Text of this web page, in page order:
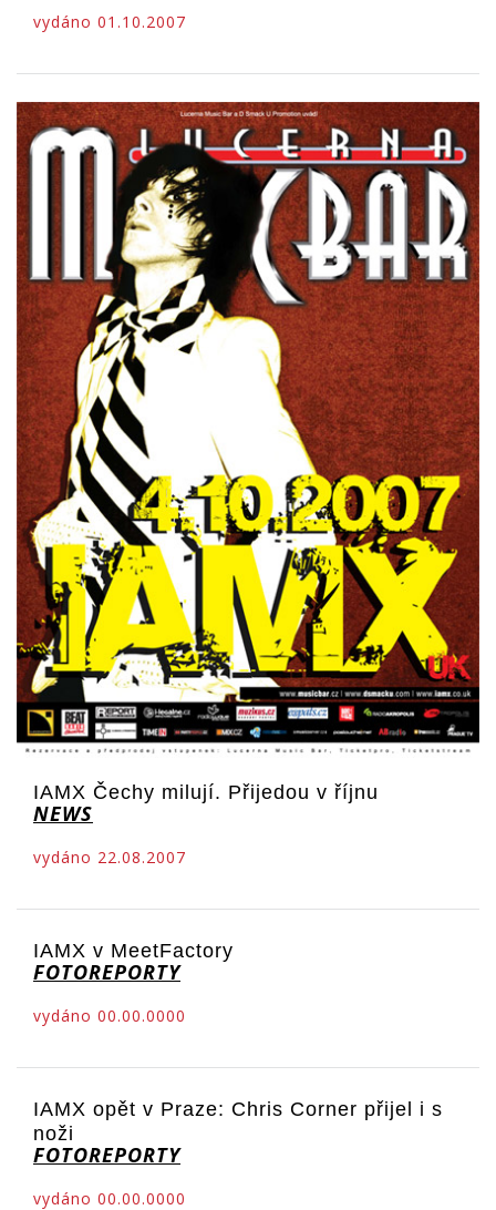
vydáno 01.10.2007
IAMX Čechy milují. Přijedou v říjnu
NEWS
vydáno 22.08.2007
IAMX v MeetFactory
FOTOREPORTY
vydáno 00.00.0000
IAMX opět v Praze: Chris Corner přijel i s
noži
FOTOREPORTY
vydáno 00.00.0000